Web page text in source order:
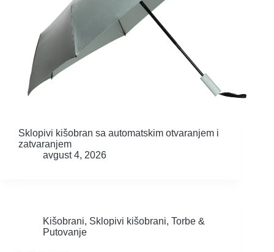
Sklopivi kišobran sa automatskim otvaranjem i
zatvaranjem
avgust 4, 2026
Kišobrani, Sklopivi kišobrani, Torbe &
Putovanje